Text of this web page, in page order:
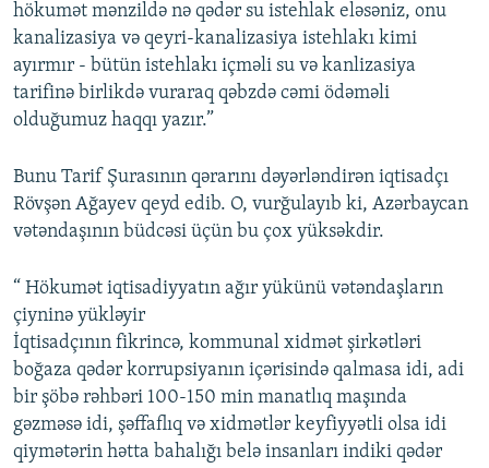
hökumət mənzildə nə qədər su istehlak eləsəniz, onu
kanalizasiya və qeyri-kanalizasiya istehlakı kimi
ayırmır - bütün istehlakı içməli su və kanlizasiya
tarifinə birlikdə vuraraq qəbzdə cəmi ödəməli
olduğumuz haqqı yazır.”
Bunu Tarif Şurasının qərarını dəyərləndirən iqtisadçı
Rövşən Ağayev qeyd edib. O, vurğulayıb ki, Azərbaycan
vətəndaşının büdcəsi üçün bu çox yüksəkdir.
“ Hökumət iqtisadiyyatın ağır yükünü vətəndaşların
çiyninə yükləyir
İqtisadçının fikrincə, kommunal xidmət şirkətləri
boğaza qədər korrupsiyanın içərisində qalmasa idi, adi
bir şöbə rəhbəri 100-150 min manatlıq maşında
gəzməsə idi, şəffaflıq və xidmətlər keyfiyyətli olsa idi
qiymətərin hətta bahalığı belə insanları indiki qədər